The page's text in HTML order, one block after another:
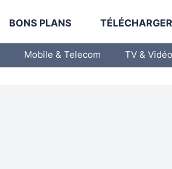
BONS PLANS
Mobile & Telecom TV & Vidéo